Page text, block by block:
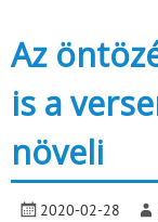
Az
is a
növeli
2020-02-28